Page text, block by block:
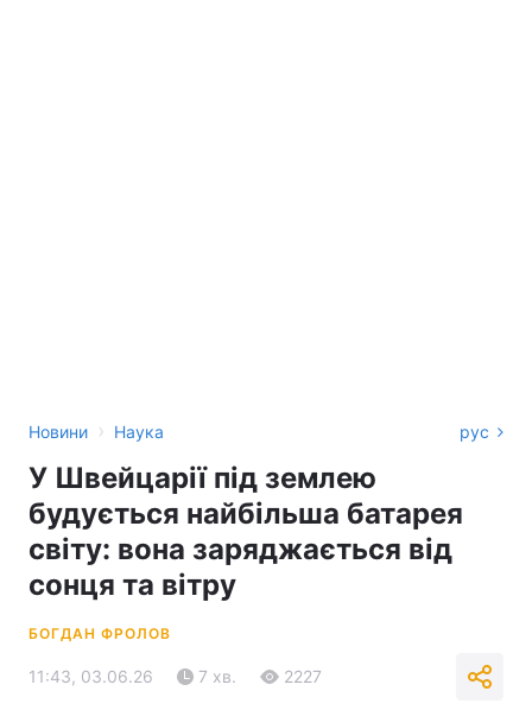
Новини › Наука рус
У Швейцарії під землею
будується найбільша батарея
світу: вона заряджається від
сонця та вітру
БОГДАН ФРОЛОВ
11:43, 03.06.26 7 хв. 2227